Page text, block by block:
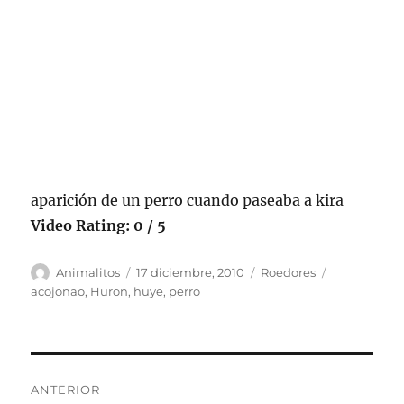
aparición de un perro cuando paseaba a kira
Video Rating: 0 / 5
Autor
Animalitos
Publicado
el
17 diciembre, 2010 Categorías
Roedores
acojonao, Huron, huye, perro
ANTERIOR